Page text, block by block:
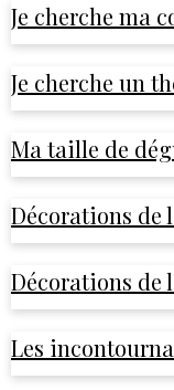
Je cherche ma
Je cherche un
Ma taille de
Décorations de
Décorations de
Les